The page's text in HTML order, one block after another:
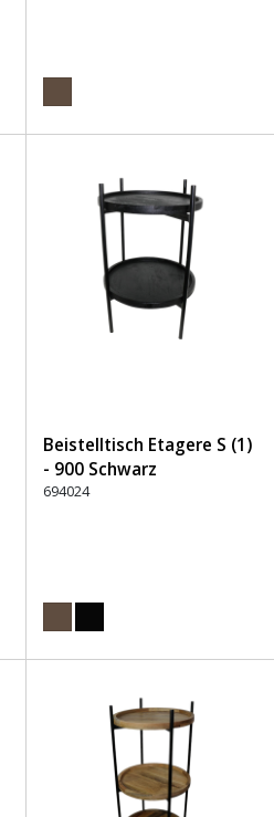
Beistelltisch Etagere S (1)
- 900 Schwarz
694024